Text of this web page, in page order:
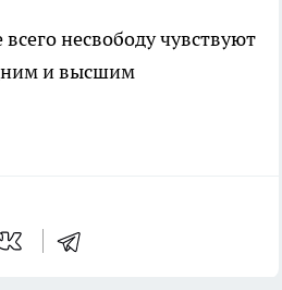
несвободу чувствуют
и высшим